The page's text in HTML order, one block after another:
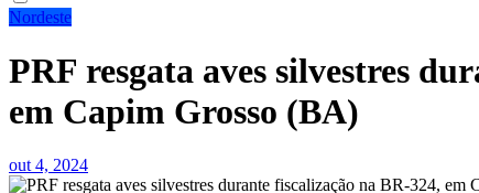
Nordeste
PRF resgata aves silvestres
em Capim Grosso (BA)
out 4, 2024